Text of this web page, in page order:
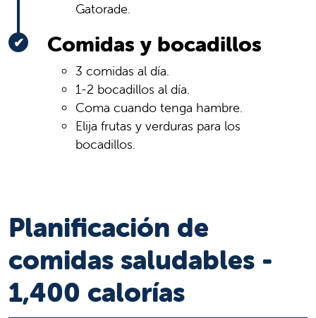
Gatorade.
Comidas y bocadillos
3 comidas al día.
1-2 bocadillos al día.
Coma cuando tenga hambre.
Elija frutas y verduras para los
bocadillos.
Planificación de
comidas saludables -
1,400 calorías